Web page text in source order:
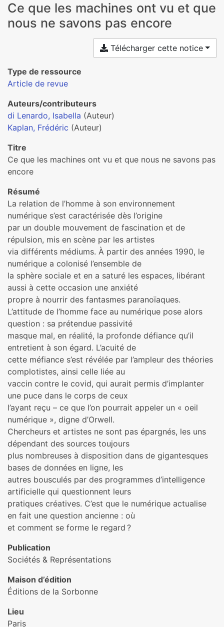
Ce que les machines ont vu et que
nous ne savons pas encore
Télécharger cette notice
Type de ressource
Article de revue
Auteurs/contributeurs
di Lenardo, Isabella (Auteur)
Kaplan, Frédéric (Auteur)
Titre
Ce que les machines ont vu et que nous ne savons pas
encore
Résumé
La relation de l’homme à son environnement
numérique s’est caractérisée dès l’origine
par un double mouvement de fascination et de
répulsion, mis en scène par les artistes
via différents médiums. À partir des années 1990, le
numérique a colonisé l’ensemble de
la sphère sociale et en a saturé les espaces, libérant
aussi à cette occasion une anxiété
propre à nourrir des fantasmes paranoïaques.
L’attitude de l’homme face au numérique pose alors
question : sa prétendue passivité
masque mal, en réalité, la profonde défiance qu’il
entretient à son égard. L’acuité de
cette méfiance s’est révélée par l’ampleur des théories
complotistes, ainsi celle liée au
vaccin contre le covid, qui aurait permis d’implanter
une puce dans le corps de ceux
l’ayant reçu – ce que l’on pourrait appeler un « oeil
numérique », digne d’Orwell.
Chercheurs et artistes ne sont pas épargnés, les uns
dépendant des sources toujours
plus nombreuses à disposition dans de gigantesques
bases de données en ligne, les
autres bousculés par des programmes d’intelligence
artificielle qui questionnent leurs
pratiques créatives. C’est que le numérique actualise
en fait une question ancienne : où
et comment se forme le regard ?
Publication
Sociétés & Représentations
Maison d’édition
Éditions de la Sorbonne
Lieu
Paris